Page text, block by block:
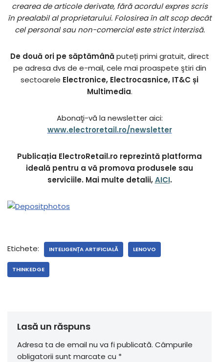
crearea de articole derivate, fără acordul expres scris
în prealabil al proprietarului. Folosirea în alt scop decât
cel personal sau non-comercial este strict interzisă.
De două ori pe săptămânăputeți primi gratuit, direct
pe adresa dvs de e-mail, cele mai proaspete ştiri din
sectoarele Electronice, Electrocasnice, IT&C și
Multimedia.
Abonaţi-vă la newsletter aici:
www.electroretail.ro/newsletter
Publicația ElectroRetail.ro reprezintă platforma
ideală pentru a vă promova produsele sau
serviciile. Mai multe detalii,AICI.
Etichete: INTELIGENȚA ARTIFICIALĂ LENOVO
THINKEDGE
Lasă un răspuns
Adresa ta de email nu va fi publicată. Câmpurile
obligatorii sunt marcate cu *